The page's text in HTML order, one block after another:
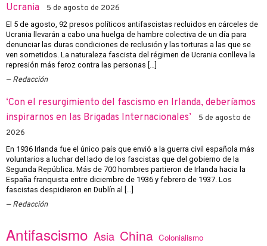
Ucrania
5 de agosto de 2026
El 5 de agosto, 92 presos políticos antifascistas recluidos en cárceles de
Ucrania llevarán a cabo una huelga de hambre colectiva de un día para
denunciar las duras condiciones de reclusión y las torturas a las que se
ven sometidos. La naturaleza fascista del régimen de Ucrania conlleva la
represión más feroz contra las personas […]
Redacción
‘Con el resurgimiento del fascismo en Irlanda, deberíamos
inspirarnos en las Brigadas Internacionales’
5 de agosto de
2026
En 1936 Irlanda fue el único país que envió a la guerra civil española más
voluntarios a luchar del lado de los fascistas que del gobierno de la
Segunda República. Más de 700 hombres partieron de Irlanda hacia la
España franquista entre diciembre de 1936 y febrero de 1937. Los
fascistas despidieron en Dublín al […]
Redacción
Antifascismo Asia China Colonialismo